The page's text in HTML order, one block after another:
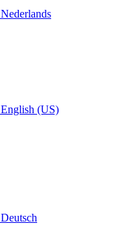
Nederlands
English (US)
Deutsch